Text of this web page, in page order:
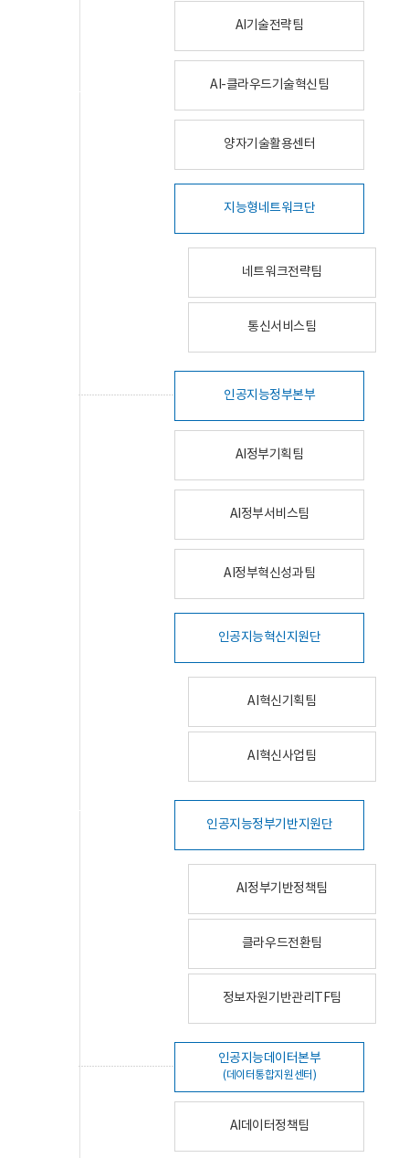
AI기술전략팀
AI-클라우드기술혁신팀
양자기술활용센터
지능형네트워크단
네트워크전략팀
통신서비스팀
인공지능정부본부
AI정부기획팀
AI정부서비스팀
AI정부혁신성과팀
인공지능혁신지원단
AI혁신기획팀
AI혁신사업팀
인공지능정부기반지원단
AI정부기반정책팀
클라우드전환팀
정보자원기반관리TF팀
인공지능데이터본부
(데이터통합지원센터)
AI데이터정책팀